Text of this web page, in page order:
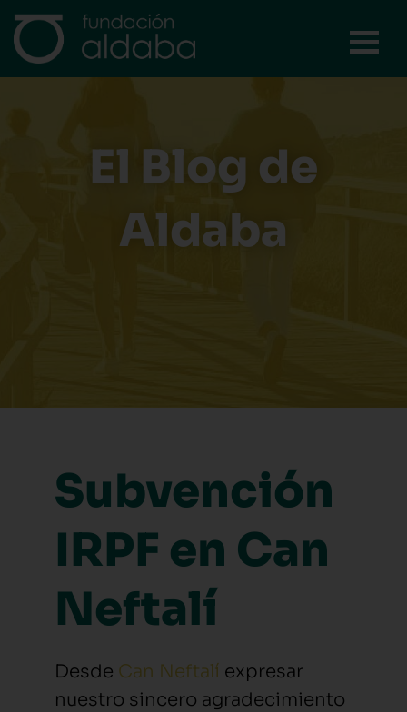
contenido
El Blog de
Aldaba
Subvención
IRPF en Can
Neftalí
Desde Can Neftalí expresar
nuestro sincero agradecimiento